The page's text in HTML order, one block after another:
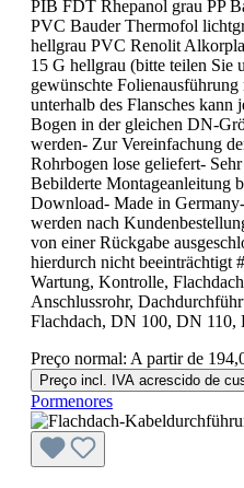
PIB FDT Rhepanol grau PP
PVC Bauder Thermofol
hellgrau PVC Renolit
15 G hellgrau (bitte teilen Sie
gewünschte
unterhalb des Flansches
Bogen in der gleichen DN-
werden- Zur Vereinfachung
Rohrbogen lose geliefert-
Bebilderte Montageanleitung
Download- Made in
werden nach
von einer Rückgabe
hierdurch nicht beeinträchtigt
Wartung, Kontrolle,
Anschlussrohr,
Flachdach, DN 100, DN 110,
Preço normal: A partir de
Preço incl. IVA acrescido de
Pormenores